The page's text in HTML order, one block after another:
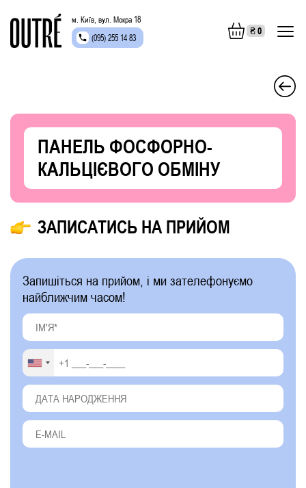
м. Київ, вул. Мокра 18
(095) 255 14 83
₴0
ПАНЕЛЬ ФОСФОРНО-
КАЛЬЦІЄВОГО ОБМІНУ
ЗАПИСАТИСЬ НА ПРИЙОМ
Запишіться на прийом, і ми зателефонуємо
найближчим часом!